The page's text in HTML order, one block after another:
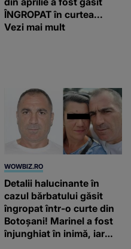
ÎNGROPAT în curtea...
Vezi mai mult
WOWBIZ.RO
Detalii halucinante în
cazul bărbatului găsit
îngropat într-o curte din
Botoșani! Marinel a fost
înjunghiat în inimă, iar